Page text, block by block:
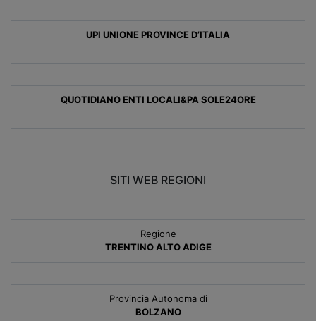
UPI UNIONE PROVINCE D’ITALIA
QUOTIDIANO ENTI LOCALI&PA SOLE24ORE
SITI WEB REGIONI
Regione
TRENTINO ALTO ADIGE
Provincia Autonoma di
BOLZANO